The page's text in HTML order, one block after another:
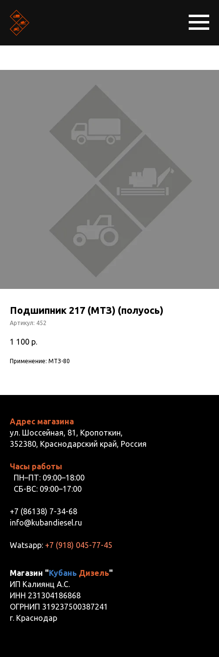
Подшипник 217 (МТЗ) (полуось)
Артикул: 452
1 100 р.
Применение: МТЗ-80
Адрес магазина
ул. Шоссейная, 81, Кропоткин,
352380, Краснодарский край, Россия
Часы работы
ПН–ПТ: 09:00–18:00
СБ-ВС: 09:00–17:00
+7 (86138) 7-34-68
info@kubandiesel.ru
Watsapp: +7 (918) 045-77-45
Магазин "Кубань Дизель"
ИП Калиянц А.С.
ИНН 231304186868
ОГРНИП 319237500387241
г. Краснодар